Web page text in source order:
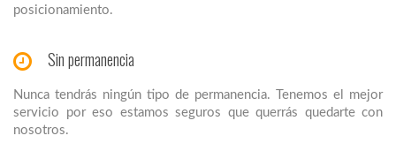
posicionamiento.
Sin permanencia
Nunca tendrás ningún tipo de permanencia. Tenemos el mejor
servicio por eso estamos seguros que querrás quedarte con
nosotros.